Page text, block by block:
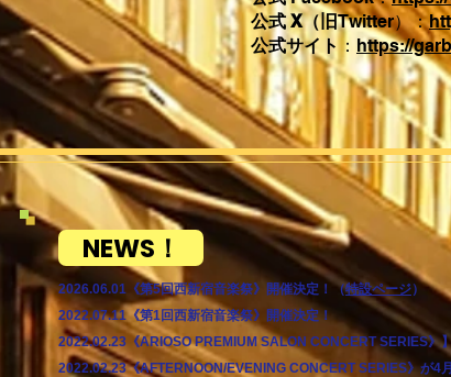
公式 X（旧Twitter）：
公式サイト ： https://
NEWS！
2026.06.01《第5回西新宿音楽祭》開催決定！（特設ページ）
2022.07.11《第1回西新宿音楽祭》開催決定！
2022.02.23《ARIOSO PREMIUM SALON CONCERT SERIES》
2022.02.23《AFTERNOON/EVENING CONCERT SERIES》が4